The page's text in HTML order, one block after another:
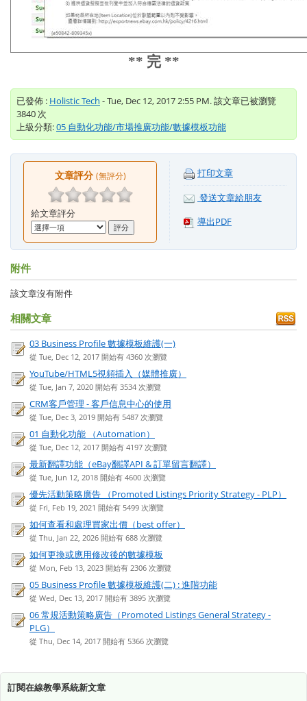
** 完**
已發佈 : Holistic Tech - Tue, Dec 12, 2017 2:55 PM. 該文章已被瀏覽
3840 次
上級分類:05 自動化功能/市場推廣功能/數據模板功能
文章評分 (無評分)
給文章評分
打印文章
發送文章給朋友
導出PDF
附件
該文章沒有附件
相關文章
03 Business Profile 數據模板維護(一)
從 Tue, Dec 12, 2017 開始有 4360 次瀏覽
YouTube/HTML5視頻插入（媒體推廣）
從 Tue, Jan 7, 2020 開始有 3534 次瀏覽
CRM客戶管理 - 客戶信息中心的使用
從 Tue, Dec 3, 2019 開始有 5487 次瀏覽
01 自動化功能 （Automation）
從 Tue, Dec 12, 2017 開始有 4197 次瀏覽
最新翻譯功能（eBay翻譯API & 訂單留言翻譯）
從 Tue, Jun 12, 2018 開始有 4600 次瀏覽
優先活動策略廣告 （Promoted Listings Priority Strategy - PLP）
從 Fri, Feb 19, 2021 開始有 5499 次瀏覽
如何查看和處理買家出價（best offer）
從 Thu, Jan 22, 2026 開始有 688 次瀏覽
如何更換或應用修改後的數據模板
從 Mon, Feb 13, 2023 開始有 2306 次瀏覽
05 Business Profile 數據模板維護(二) : 進階功能
從 Wed, Dec 13, 2017 開始有 3895 次瀏覽
06 常規活動策略廣告（Promoted Listings General Strategy -
PLG）
從 Thu, Dec 14, 2017 開始有 5366 次瀏覽
訂閱在線教學系統新文章